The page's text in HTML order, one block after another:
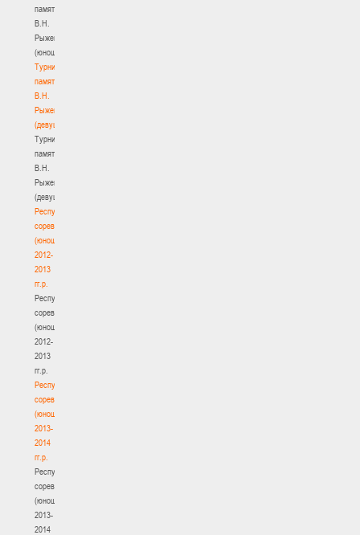
памяти
В.Н.
Рыженкова
(юноши)
Турнир
памяти
В.Н.
Рыженкова
(девушки)
Турнир
памяти
В.Н.
Рыженкова
(девушки)
Республиканские
соревнования
(юноши)
2012-
2013
гг.р.
Республиканские
соревнования
(юноши)
2012-
2013
гг.р.
Республиканские
соревнования
(юноши)
2013-
2014
гг.р.
Республиканские
соревнования
(юноши)
2013-
2014